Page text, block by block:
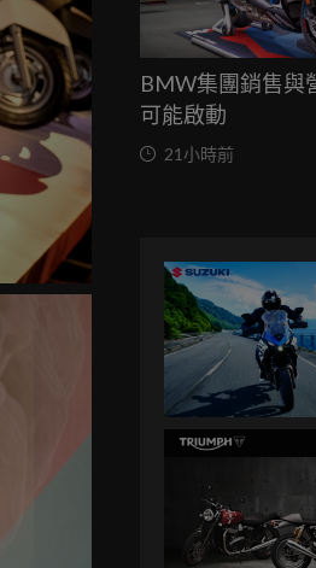
BMW集團銷售與
可能啟動
21小時前